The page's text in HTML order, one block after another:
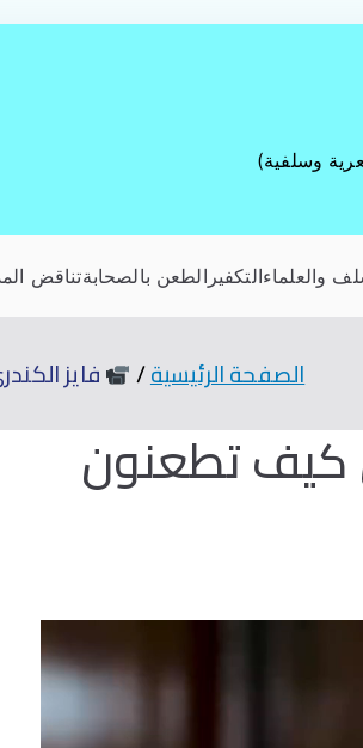
وسلفية)
والعلماءالتكفير الطعن بالصحابةتناقض
الصفحة الرئيسية فايز
كيف تطعنون